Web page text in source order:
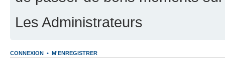
Les Administrateurs
CONNEXION • M'ENREGISTRER